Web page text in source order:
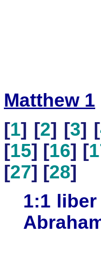
Matthew 1
[1] [2] [3] [
[15] [16] [
[27] [28]
1:1